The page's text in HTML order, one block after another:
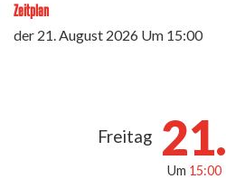
Zeitplan
der 21. August 2026 Um 15:00
Freitag 21.
Um 15:00